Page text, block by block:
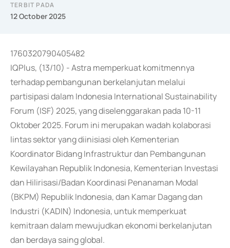
TERBIT PADA
12 October 2025
1760320790405482
IQPlus, (13/10) - Astra memperkuat komitmennya
terhadap pembangunan berkelanjutan melalui
partisipasi dalam Indonesia International Sustainability
Forum (ISF) 2025, yang diselenggarakan pada 10-11
Oktober 2025. Forum ini merupakan wadah kolaborasi
lintas sektor yang diinisiasi oleh Kementerian
Koordinator Bidang Infrastruktur dan Pembangunan
Kewilayahan Republik Indonesia, Kementerian Investasi
dan Hilirisasi/Badan Koordinasi Penanaman Modal
(BKPM) Republik Indonesia, dan Kamar Dagang dan
Industri (KADIN) Indonesia, untuk memperkuat
kemitraan dalam mewujudkan ekonomi berkelanjutan
dan berdaya saing global.